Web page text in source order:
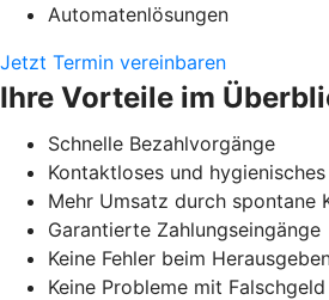
Automatenlösungen
Jetzt Termin vereinbaren
Ihre Vorteile im
Schnelle Bezahlvorgänge
Kontaktloses und
Mehr Umsatz durch spontane
Garantierte Zahlungseingänge
Keine Fehler beim
Keine Probleme mit Falschgeld